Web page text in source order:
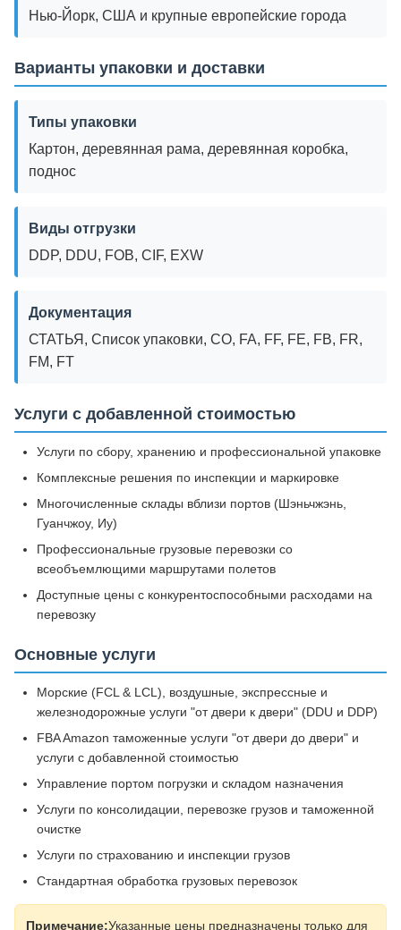
Нью-Йорк, США и крупные европейские города
Варианты упаковки и доставки
Типы упаковки
Картон, деревянная рама, деревянная коробка,
поднос
Виды отгрузки
DDP, DDU, FOB, CIF, EXW
Документация
СТАТЬЯ, Список упаковки, CO, FA, FF, FE, FB, FR,
FM, FT
Услуги с добавленной стоимостью
Услуги по сбору, хранению и профессиональной упаковке
Комплексные решения по инспекции и маркировке
Многочисленные склады вблизи портов (Шэньчжэнь,
Гуанчжоу, Иу)
Профессиональные грузовые перевозки со
всеобъемлющими маршрутами полетов
Доступные цены с конкурентоспособными расходами на
перевозку
Основные услуги
Морские (FCL & LCL), воздушные, экспрессные и
железнодорожные услуги "от двери к двери" (DDU и DDP)
FBA Amazon таможенные услуги "от двери до двери" и
услуги с добавленной стоимостью
Управление портом погрузки и складом назначения
Услуги по консолидации, перевозке грузов и таможенной
очистке
Услуги по страхованию и инспекции грузов
Стандартная обработка грузовых перевозок
Примечание:Указанные цены предназначены только для